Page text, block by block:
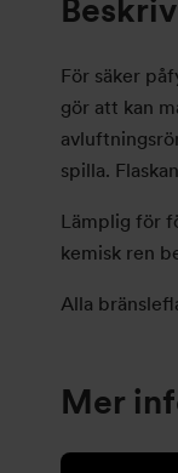
För säker
gör att kan
spilla.
Lämplig för
kemisk ren
Alla
Mer